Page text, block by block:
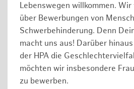
Lebenswegen willkommen.
über Bewerbungen von
Schwerbehinderung. Denn
macht uns aus! Darüber
der HPA die
möchten wir insbesondere
zu bewerben.